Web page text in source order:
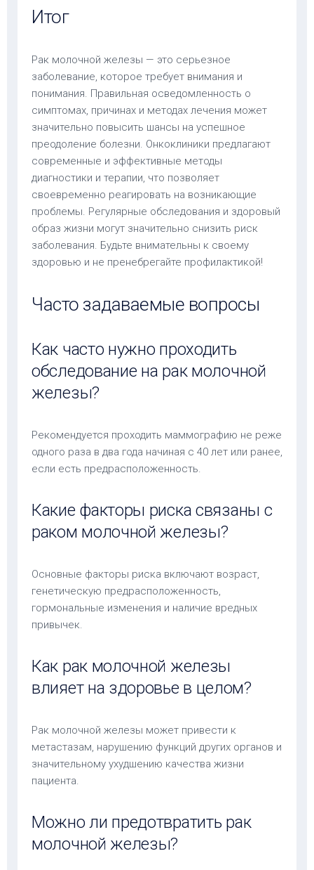
Итог
Рак молочной железы — это серьезное
заболевание, которое требует внимания и
понимания. Правильная осведомленность о
симптомах, причинах и методах лечения может
значительно повысить шансы на успешное
преодоление болезни. Онкоклиники предлагают
современные и эффективные методы
диагностики и терапии, что позволяет
своевременно реагировать на возникающие
проблемы. Регулярные обследования и здоровый
образ жизни могут значительно снизить риск
заболевания. Будьте внимательны к своему
здоровью и не пренебрегайте профилактикой!
Часто задаваемые вопросы
Как часто нужно проходить
обследование на рак молочной
железы?
Рекомендуется проходить маммографию не реже
одного раза в два года начиная с 40 лет или ранее,
если есть предрасположенность.
Какие факторы риска связаны с
раком молочной железы?
Основные факторы риска включают возраст,
генетическую предрасположенность,
гормональные изменения и наличие вредных
привычек.
Как рак молочной железы
влияет на здоровье в целом?
Рак молочной железы может привести к
метастазам, нарушению функций других органов и
значительному ухудшению качества жизни
пациента.
Можно ли предотвратить рак
молочной железы?